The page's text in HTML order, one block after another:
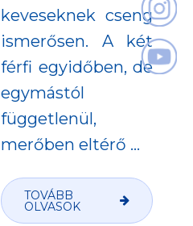
keveseknek cseng
ismerősen. A két
férfi egyidőben, de
egymástól
függetlenül,
merőben eltérő …
TOVÁBB
OLVASOK